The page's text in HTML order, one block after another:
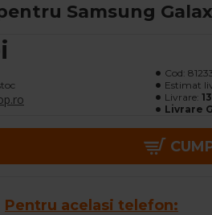
Samsung
Cod:
Estimat
Livrare:
Livrare
Pentru acelasi telefon: